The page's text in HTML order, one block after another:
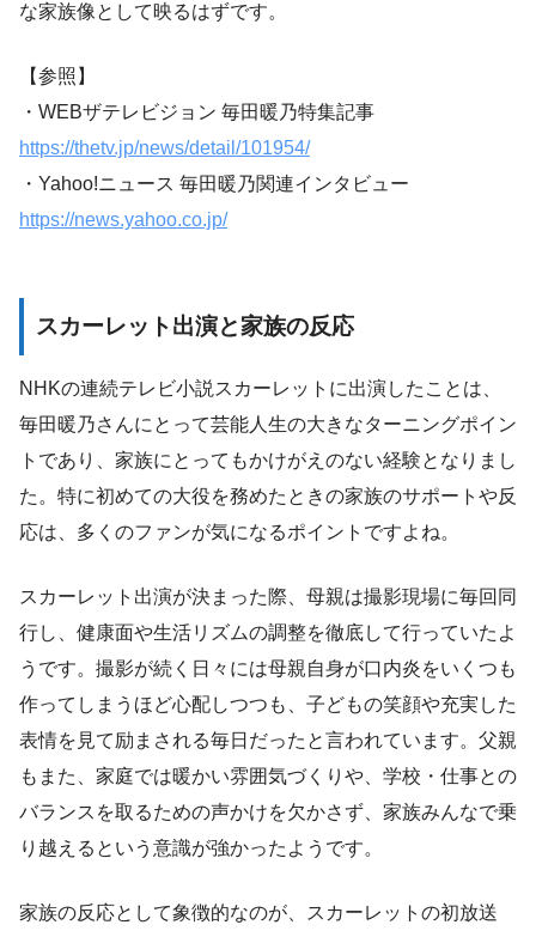
な家族像として映るはずです。
【参照】
・WEBザテレビジョン 毎田暖乃特集記事
https://thetv.jp/news/detail/101954/
・Yahoo!ニュース 毎田暖乃関連インタビュー
https://news.yahoo.co.jp/
スカーレット出演と家族の反応
NHKの連続テレビ小説スカーレットに出演したことは、
毎田暖乃さんにとって芸能人生の大きなターニングポイン
トであり、家族にとってもかけがえのない経験となりまし
た。特に初めての大役を務めたときの家族のサポートや反
応は、多くのファンが気になるポイントですよね。
スカーレット出演が決まった際、母親は撮影現場に毎回同
行し、健康面や生活リズムの調整を徹底して行っていたよ
うです。撮影が続く日々には母親自身が口内炎をいくつも
作ってしまうほど心配しつつも、子どもの笑顔や充実した
表情を見て励まされる毎日だったと言われています。父親
もまた、家庭では暖かい雰囲気づくりや、学校・仕事との
バランスを取るための声かけを欠かさず、家族みんなで乗
り越えるという意識が強かったようです。
家族の反応として象徴的なのが、スカーレットの初放送